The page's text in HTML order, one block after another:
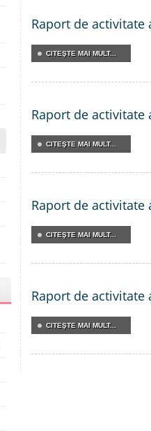
Raport de
CITEŞTE MAI MULT...
Raport de
CITEŞTE MAI MULT...
Raport de
CITEŞTE MAI MULT...
Raport de
CITEŞTE MAI MULT...